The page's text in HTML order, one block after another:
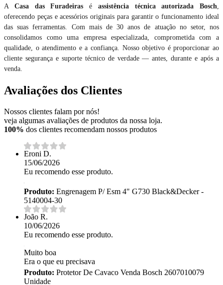
A Casa das Furadeiras é assistência técnica autorizada Bosch,
oferecendo peças e acessórios originais para garantir o funcionamento ideal
das suas ferramentas. Com mais de 30 anos de atuação no setor, nos
consolidamos como uma empresa especializada, comprometida com a
qualidade, o atendimento e a confiança. Nosso objetivo é proporcionar ao
cliente segurança e suporte técnico de verdade — antes, durante e após a
venda.
Avaliações dos Clientes
Nossos clientes falam por nós!
veja algumas avaliações de produtos da nossa loja.
100% dos clientes recomendam nossos produtos
Eroni D.
15/06/2026
Eu recomendo esse produto.
Produto: Engrenagem P/ Esm 4" G730 Black&Decker -
5140004-30
João R.
10/06/2026
Eu recomendo esse produto.
Muito boa
Era o que eu precisava
Produto: Protetor De Cavaco Venda Bosch 2607010079
Unidade